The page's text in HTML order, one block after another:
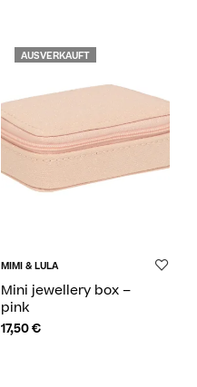
AUSVERKAUFT
MIMI & LULA
Mini jewellery box –
pink
17,50€